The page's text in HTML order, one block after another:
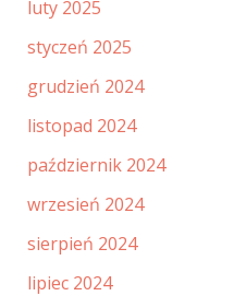
luty 2025
styczeń 2025
grudzień 2024
listopad 2024
październik 2024
wrzesień 2024
sierpień 2024
lipiec 2024